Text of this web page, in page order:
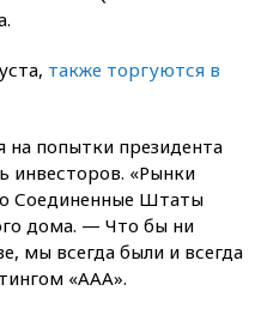
также торгуются в
на попытки президента
«Рынки
Соединенные Штаты
дома. — Что бы ни
мы всегда были и всегда
«ААА».